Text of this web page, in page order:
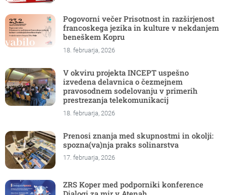
Pogovorni večer Prisotnost in razširjenost
francoskega jezika in kulture v nekdanjem
beneškem Kopru
18. februarja, 2026
V okviru projekta INCEPT uspešno
izvedena delavnica o čezmejnem
pravosodnem sodelovanju v primerih
prestrezanja telekomunikacij
18. februarja, 2026
Prenosi znanja med skupnostmi in okolji:
spozna(va)nja praks solinarstva
17. februarja, 2026
ZRS Koper med podporniki konference